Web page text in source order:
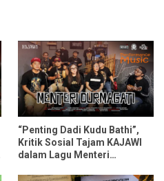
“Penting Dadi Kudu Bathi”,
Kritik Sosial Tajam KAJAWI
dalam Lagu Menteri